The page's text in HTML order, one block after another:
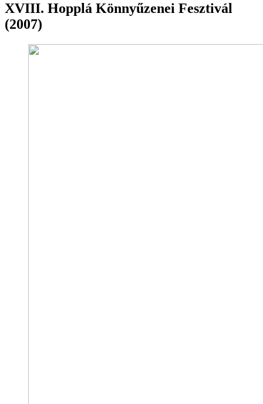
XVIII. Hopplá Könnyűzenei Fesztivál
(2007)